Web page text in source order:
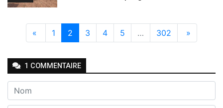
« 1 2 3 4 5 … 302 »
1 COMMENTAIRE